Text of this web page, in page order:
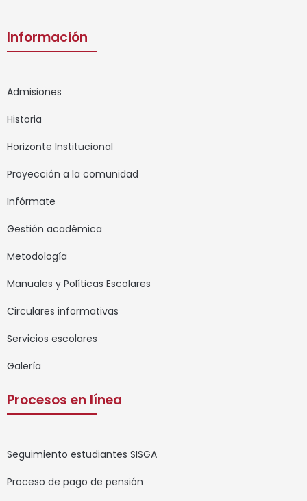
Información
Admisiones
Historia
Horizonte Institucional
Proyección a la comunidad
Infórmate
Gestión académica
Metodología
Manuales y Políticas Escolares
Circulares informativas
Servicios escolares
Galería
Procesos en línea
Seguimiento estudiantes SISGA
Proceso de pago de pensión